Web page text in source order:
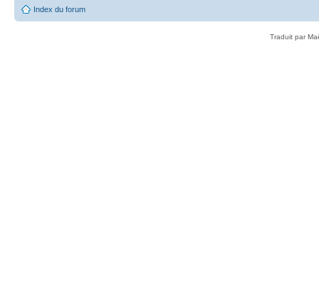
Index du forum
Traduit par